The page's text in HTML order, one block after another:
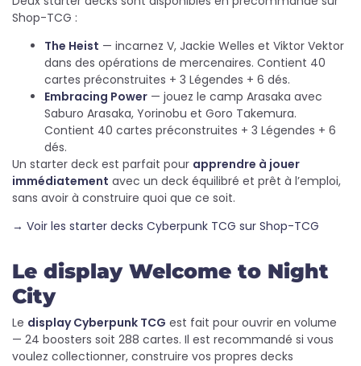
Shop-TCG :
The Heist — incarnez V, Jackie Welles et Viktor Vektor
dans des opérations de mercenaires. Contient 40
cartes préconstruites + 3 Légendes + 6 dés.
Embracing Power — jouez le camp Arasaka avec
Saburo Arasaka, Yorinobu et Goro Takemura.
Contient 40 cartes préconstruites + 3 Légendes + 6
dés.
Un starter deck est parfait pour apprendre à jouer
immédiatement avec un deck équilibré et prêt à l’emploi,
sans avoir à construire quoi que ce soit.
→ Voir les starter decks Cyberpunk TCG sur Shop-TCG
Le display Welcome to Night
City
Le display Cyberpunk TCG est fait pour ouvrir en volume
— 24 boosters soit 288 cartes. Il est recommandé si vous
voulez collectionner, construire vos propres decks